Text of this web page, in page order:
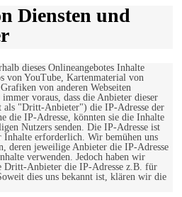
Diensten und
dieses Onlineangebotes Inhalte
von YouTube, Kartenmaterial von
von anderen Webseiten
voraus, dass die Anbieter dieser
als "Dritt-Anbieter") die IP-Adresse der
die IP-Adresse, könnten sie die Inhalte
Nutzers senden. Die IP-Adresse ist
erforderlich. Wir bemühen uns
deren jeweilige Anbieter die IP-Adresse
verwenden. Jedoch haben wir
Dritt-Anbieter die IP-Adresse z.B. für
dies uns bekannt ist, klären wir die